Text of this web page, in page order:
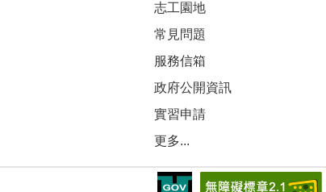
志工園地
常見問題
服務信箱
政府公開資訊
實習申請
更多...